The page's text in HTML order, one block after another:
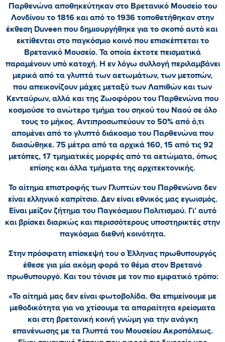
Παρθενώνα αποθηκεύτηκαν στο Βρετανικό Μουσείο του
Λονδίνου το 1816 και από το 1936 τοποθετήθηκαν στην
έκθεση Duveen που δημιουργήθηκε για το σκοπό αυτό και
εκτίθενται στο παγκόσμιο κοινό που επισκέπτεται το
Βρετανικό Μουσείο. Τα οποία έκτοτε πεισματικά
παραμένουν υπό κατοχή. Η εν λόγω συλλογή περιλαμβάνει
μερικά από τα γλυπτά των αετωμάτων, των μετοπών,
που απεικονίζουν μάχες μεταξύ των Λαπιθών και των
Κενταύρων, αλλά και της Ζωοφόρου του Παρθενώνα που
κοσμούσε το ανώτερο τμήμα του σηκού του Ναού σε όλο
τους το μήκος. Αντιπροσωπεύουν το 50% από ό,τι
απομένει από το γλυπτό διάκοσμο του Παρθενώνα που
διασώθηκε. 75 μέτρα από τα αρχικά 160, 15 από τις 92
μετόπες, 17 τμηματικές μορφές από τα αετώματα, όπως
επίσης και άλλα τμήματα της αρχιτεκτονικής.
Το αίτημα επιστροφής των Γλυπτών του Παρθενώνα δεν
είναι ελληνικό καπρίτσιο. Δεν είναι εθνικός μας εγωισμός.
Είναι μείζον ζήτημα του Παγκόσμιου Πολιτισμού. Γι’ αυτό
και βρίσκει διαρκώς και περισσότερους υποστηρικτές στην
παγκόσμια διεθνή κοινότητα.
Στην πρόσφατη επίσκεψή του ο Έλληνας πρωθυπουργός
έθεσε για μία ακόμη φορά το θέμα στον Βρετανό
πρωθυπουργό. Και του τόνισε με τον πιο εμφατικό τρόπο:
«Το αίτημά μας δεν είναι φωτοβολίδα. Θα επιμείνουμε με
μεθοδικότητα για να χτίσουμε τα απαραίτητα ερείσματα
και στη βρετανική κοινή γνώμη για την ανάγκη
επανένωσης με τα Γλυπτά του Μουσείου Ακροπόλεως.